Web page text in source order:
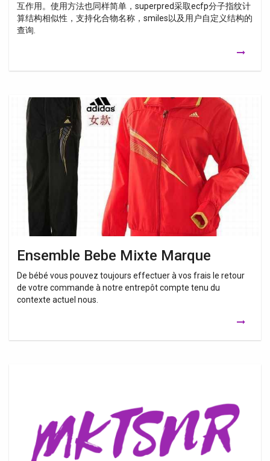
互作用。使用方法也同样简单，superpred采取ecfp分子指纹计
算结构相似性，支持化合物名称，smiles以及用户自定义结构的
查询.
Ensemble Bebe Mixte Marque
De bébé vous pouvez toujours effectuer à vos frais le retour
de votre commande à notre entrepôt compte tenu du
contexte actuel nous.
Ensemble
Bebe
Mixte
Marque